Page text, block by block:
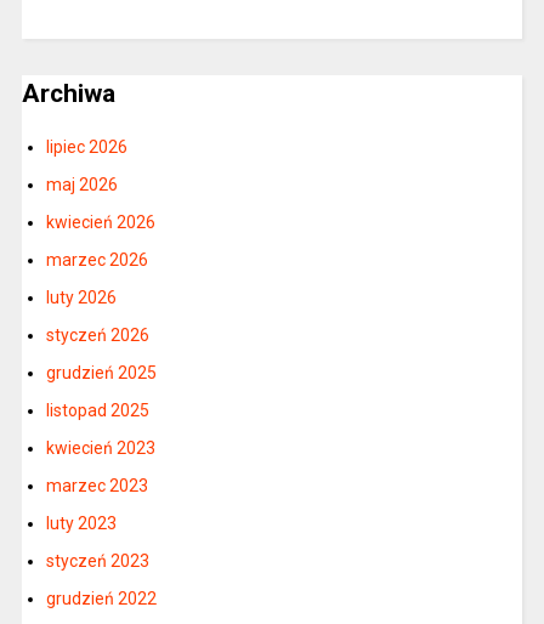
Archiwa
lipiec 2026
maj 2026
kwiecień 2026
marzec 2026
luty 2026
styczeń 2026
grudzień 2025
listopad 2025
kwiecień 2023
marzec 2023
luty 2023
styczeń 2023
grudzień 2022